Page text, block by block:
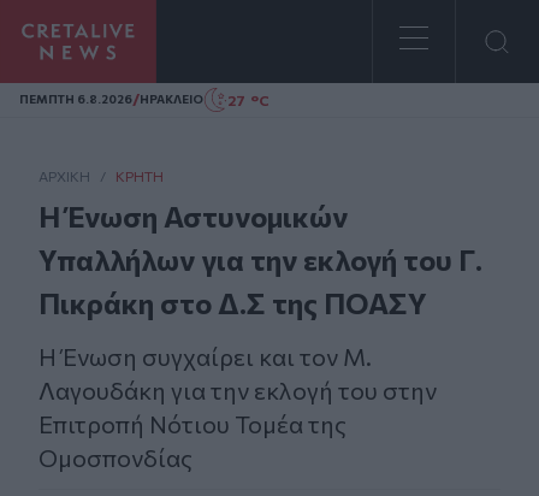
Homepage
ΠΕΜΠΤΗ 6.8.2026/ΗΡΑΚΛΕΙΟ 27 °C
ΑΡΧΙΚΗ / ΚΡΉΤΗ
Η Ένωση Αστυνομικών
Υπαλλήλων για την εκλογή του Γ.
Πικράκη στο Δ.Σ της ΠΟΑΣΥ
Η Ένωση συγχαίρει και τον Μ.
Λαγουδάκη για την εκλογή του στην
Επιτροπή Νότιου Τομέα της
Ομοσπονδίας